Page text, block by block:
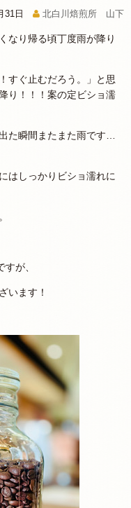
31日 北白川焙煎所 山下
なり帰る頃丁度雨が降り
すぐ止むだろう。」と思
り！！！案の定ビショ濡
た瞬間またまた雨です…
はしっかりビショ濡れに
が、
います！